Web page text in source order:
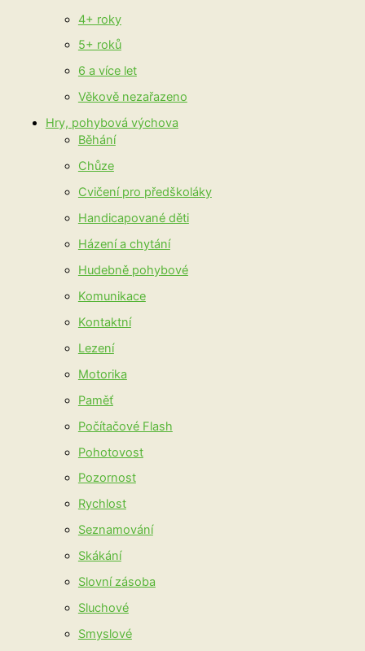
4+ roky
5+ roků
6 a více let
Věkově nezařazeno
Hry, pohybová výchova
Běhání
Chůze
Cvičení pro předškoláky
Handicapované děti
Házení a chytání
Hudebně pohybové
Komunikace
Kontaktní
Lezení
Motorika
Paměť
Počítačové Flash
Pohotovost
Pozornost
Rychlost
Seznamování
Skákání
Slovní zásoba
Sluchové
Smyslové